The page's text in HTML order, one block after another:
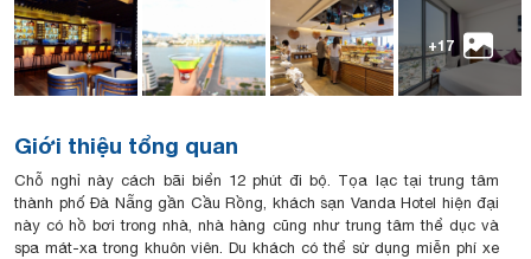
+17
Giới thiệu tổng quan
Chỗ nghỉ này cách bãi biển 12 phút đi bộ. Tọa lạc tại trung tâm
thành phố Đà Nẵng gần Cầu Rồng, khách sạn Vanda Hotel hiện đại
này có hồ bơi trong nhà, nhà hàng cũng như trung tâm thể dục và
spa mát-xa trong khuôn viên. Du khách có thể sử dụng miễn phí xe